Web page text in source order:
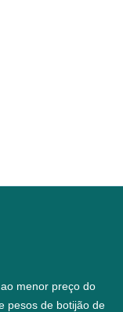
menor preço do
pesos de botijão de